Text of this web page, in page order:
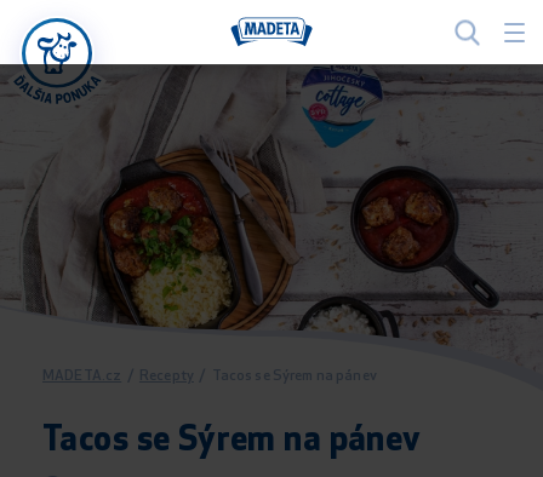
MADETA.cz / Recepty / Tacos se Sýrem na pánev
Tacos se Sýrem na pánev